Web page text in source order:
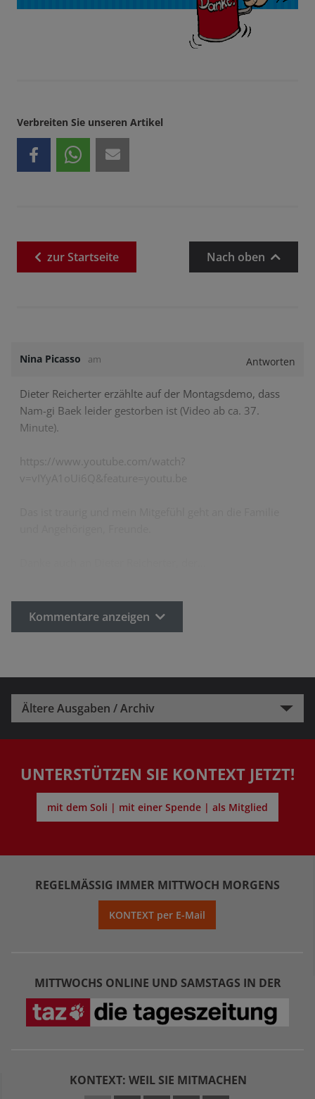
Verbreiten Sie unseren Artikel
zurStartseite Nach oben
Nina Picasso am Antworten
Dieter Reicherter erzählte auf der Montagsdemo, dass
Nam-gi Baek leider gestorben ist (Video ab ca. 37.
Minute).
https://www.youtube.com/watch?
Kommentare anzeigen
Ältere Ausgaben / Archiv
UNTERSTÜTZEN SIE KONTEXT JETZT!
mit dem Soli | mit einer Spende | als Mitglied
REGELMÄSSIG IMMER MITTWOCH MORGENS
KONTEXT per E-Mail
MITTWOCHS ONLINE UND SAMSTAGS IN DER
KONTEXT: WEIL SIE MITMACHEN